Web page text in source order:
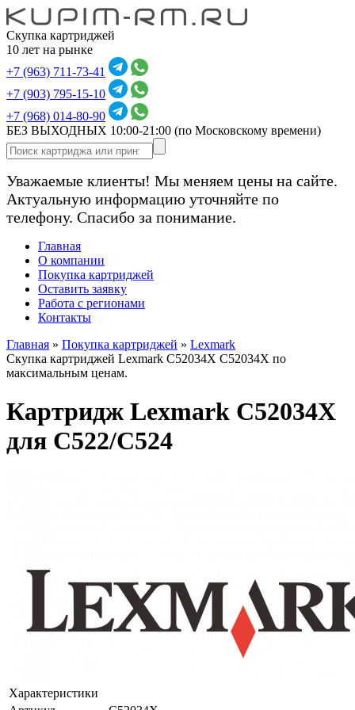
Скупка картриджей
10 лет на рынке
+7 (963) 711-73-41
+7 (903) 795-15-10
+7 (968) 014-80-90
БЕЗ ВЫХОДНЫХ 10:00-21:00 (по Московскому времени)
Уважаемые клиенты! Мы меняем цены на сайте.
Актуальную информацию уточняйте по
телефону. Спасибо за понимание.
Главная
О компании
Покупка картриджей
Оставить заявку
Работа с регионами
Контакты
Главная » Покупка картриджей » Lexmark
Скупка картриджей Lexmark C52034X C52034X по
максимальным ценам.
Картридж Lexmark C52034X
для C522/C524
Характеристики